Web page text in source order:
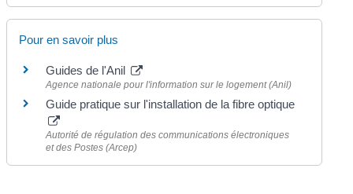
Pour en savoir plus
Guides de l'Anil
Agence nationale pour l'information sur le logement (Anil)
Guide pratique sur l'installation de la fibre optique
Autorité de régulation des communications électroniques
et des Postes (Arcep)